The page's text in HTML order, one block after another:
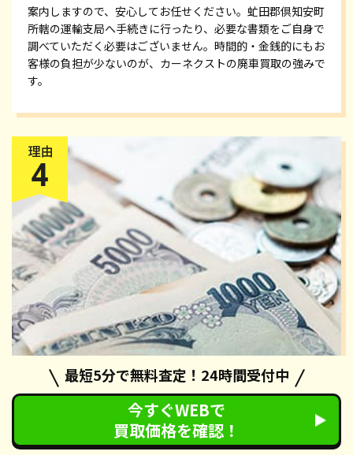
案内しますので、安心してお任せください。虻田郡倶知安町
所轄の運輸支局へ手続きに行ったり、必要な書類をご自身で
調べていただく必要はございません。時間的・金銭的にもお
客様の負担が少ないのが、カーネクストの廃車買取の強みで
す。
が受け取れる
カーネクストの廃車手続きでは、自動車税の還付手続きも無
最短5分で無料査定！24時間受付中
今すぐWEBで
買取価格を確認！